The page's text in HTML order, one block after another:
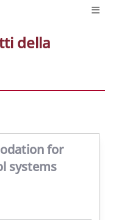
della
for
systems